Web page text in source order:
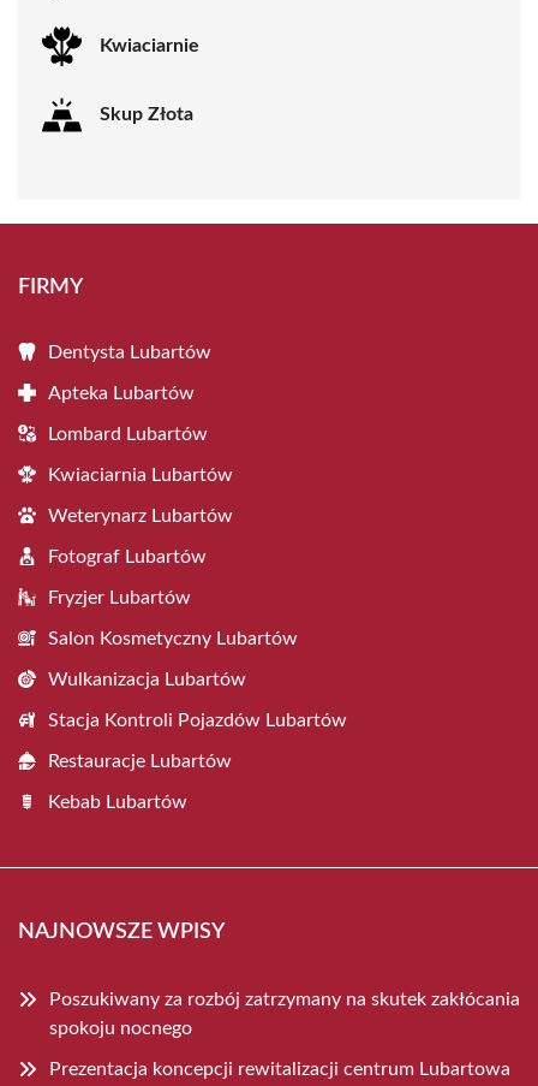
Kwiaciarnie
Skup Złota
FIRMY
Dentysta Lubartów
Apteka Lubartów
Lombard Lubartów
Kwiaciarnia Lubartów
Weterynarz Lubartów
Fotograf Lubartów
Fryzjer Lubartów
Salon Kosmetyczny Lubartów
Wulkanizacja Lubartów
Stacja Kontroli Pojazdów Lubartów
Restauracje Lubartów
Kebab Lubartów
NAJNOWSZE WPISY
Poszukiwany za rozbój zatrzymany na skutek zakłócania
spokoju nocnego
Prezentacja koncepcji rewitalizacji centrum Lubartowa